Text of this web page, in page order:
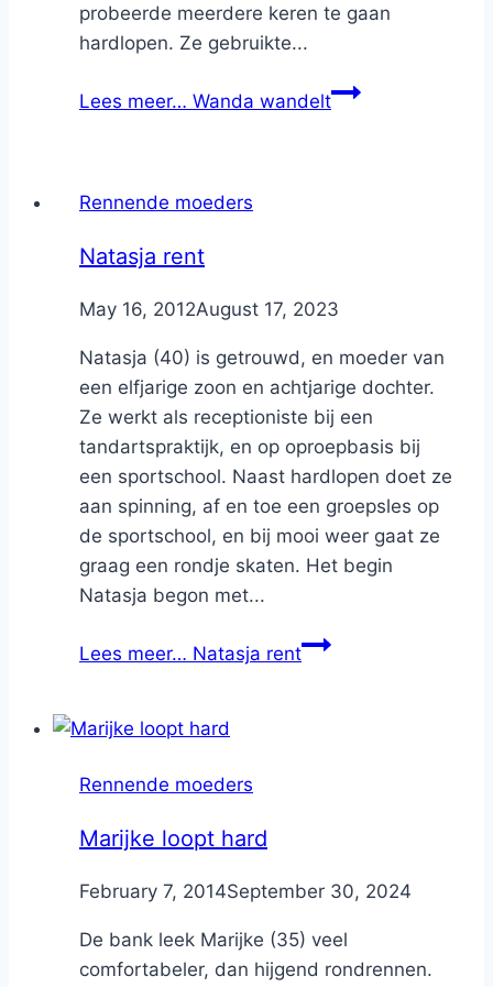
probeerde meerdere keren te gaan
hardlopen. Ze gebruikte...
Lees meer… Wanda wandelt
Rennende moeders
Natasja rent
ByNicole
May 16, 2012August 17, 2023
Natasja (40) is getrouwd, en moeder van
een elfjarige zoon en achtjarige dochter.
Ze werkt als receptioniste bij een
tandartspraktijk, en op oproepbasis bij
een sportschool. Naast hardlopen doet ze
aan spinning, af en toe een groepsles op
de sportschool, en bij mooi weer gaat ze
graag een rondje skaten. Het begin
Natasja begon met...
Lees meer… Natasja rent
Rennende moeders
Marijke loopt hard
ByNicole
February 7, 2014September 30, 2024
De bank leek Marijke (35) veel
comfortabeler, dan hijgend rondrennen.